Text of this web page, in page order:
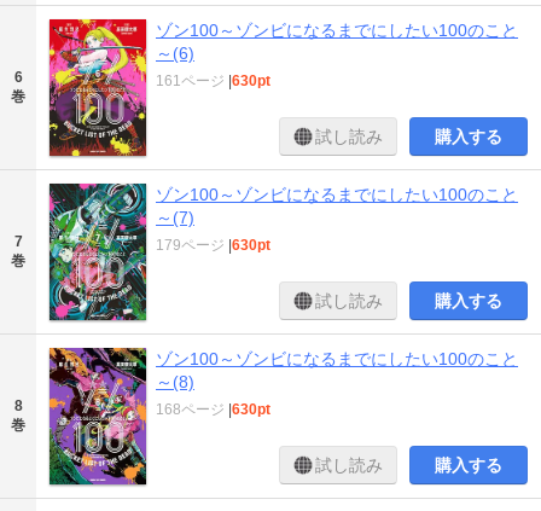
6
巻
ゾン100～ゾンビになるまでにしたい100のこと
～(6)
161ページ |630pt
試し読み 購入する
7
巻
ゾン100～ゾンビになるまでにしたい100のこと
～(7)
179ページ |630pt
試し読み 購入する
8
巻
ゾン100～ゾンビになるまでにしたい100のこと
～(8)
168ページ |630pt
試し読み 購入する